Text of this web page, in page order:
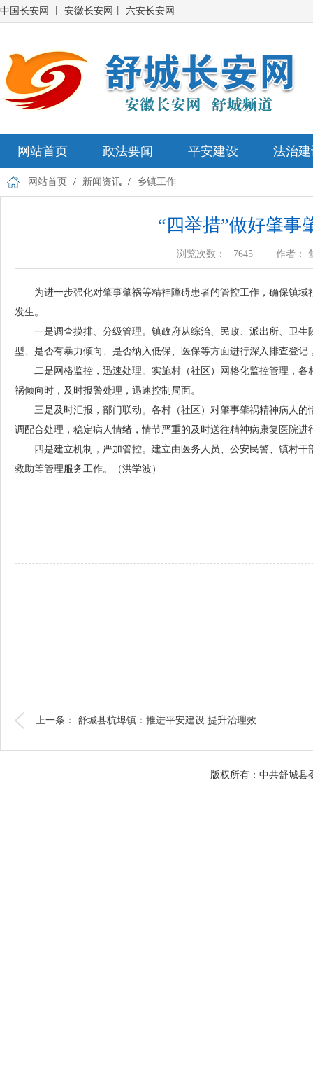
中国长安网 安徽长安网 六安长安网
网站首页 政法要闻 平安建设 法治
网站首页 / 新闻资讯 / 乡镇工作
“四举措”做好肇事
浏览次数： 7645 作者：
为进一步强化对肇事肇祸等精神障碍患者的管控工作，确保镇
发生。
一是调查摸排、分级管理。镇政府从综治、民政、派出所、卫
型、是否有暴力倾向、是否纳入低保、医保等方面进行深入排查登
二是网格监控，迅速处理。实施村（社区）网格化监控管理，
祸倾向时，及时报警处理，迅速控制局面。
三是及时汇报，部门联动。各村（社区）对肇事肇祸精神病人
调配合处理，稳定病人情绪，情节严重的及时送往精神病康复医院进
四是建立机制，严加管控。建立由医务人员、公安民警、镇村
救助等管理服务工作。（洪学波）
上一条： 舒城县杭埠镇：推进平安建设 提升治理效...
版权所有：中共舒城